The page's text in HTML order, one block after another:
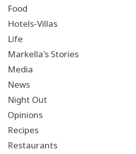
Food
Hotels-Villas
Life
Markella's Stories
Media
News
Night Out
Opinions
Recipes
Restaurants